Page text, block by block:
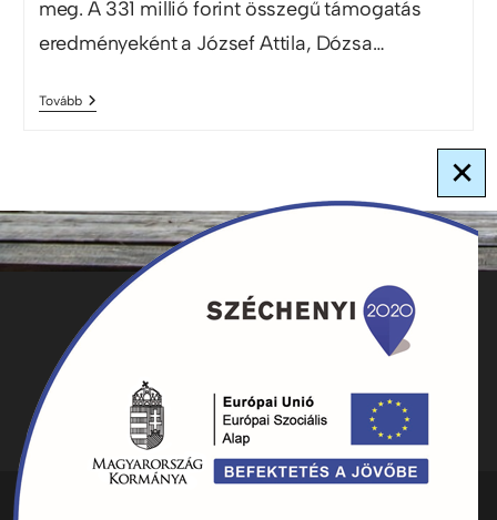
meg. A 331 millió forint összegű támogatás
eredményeként a József Attila, Dózsa…
Tovább
×